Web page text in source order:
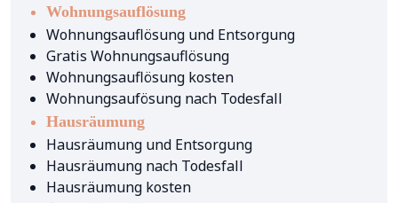
Wohnungsauflösung
Wohnungsauflösung und Entsorgung
Gratis Wohnungsauflösung
Wohnungsauflösung kosten
Wohnungsaufösung nach Todesfall
Hausräumung
Hausräumung und Entsorgung
Hausräumung nach Todesfall
Hausräumung kosten